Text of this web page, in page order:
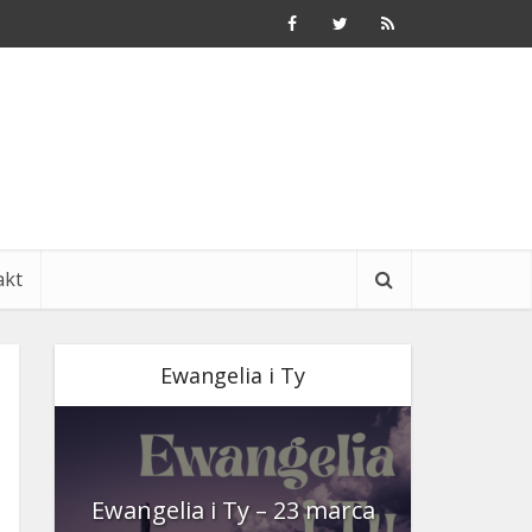
Ewangelia i Ty
Ewangelia i Ty – 23 marca